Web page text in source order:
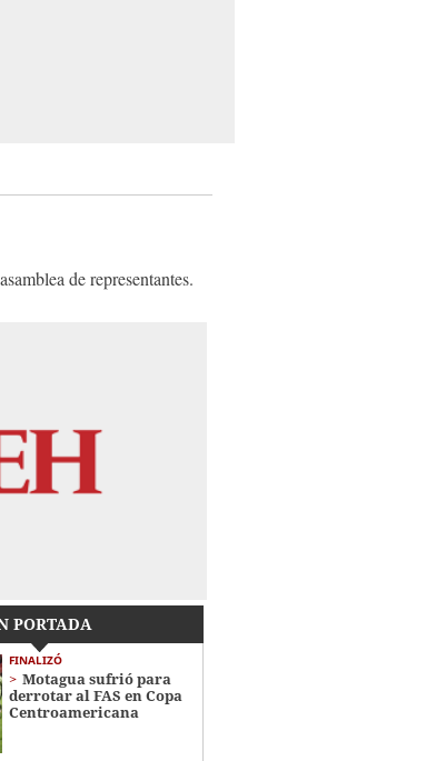
de representantes.
PORTADA
FINALIZÓ
Motagua sufrió para
derrotar al FAS en Copa
Centroamericana